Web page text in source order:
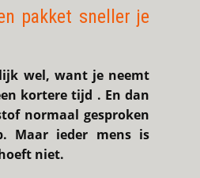
pakket sneller je
wel, want je neemt
kortere tijd . En dan
normaal gesproken
Maar ieder mens is
niet.